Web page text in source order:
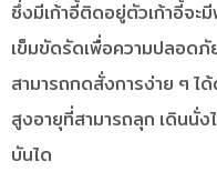
ซึ่งมีเก้าอี้ติดอยู่ตัวเก้าอี้จะ
เข็มขัดรัดเพื่อความปลอด
สามารถกดสั่งการง่าย ๆ ไ
สูงอายุที่สามารถลุก เดินนั่
บันได